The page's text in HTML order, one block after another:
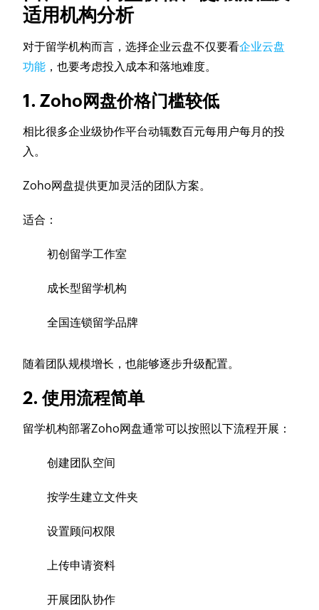
适用机构分析
对于留学机构而言，选择企业云盘不仅要看企业云盘
功能 ，也要考虑投入成本和落地难度。
1. Zoho网盘价格门槛较低
相比很多企业级协作平台动辄数百元每用户每月的投
入。
Zoho网盘提供更加灵活的团队方案。
适合：
初创留学工作室
成长型留学机构
全国连锁留学品牌
随着团队规模增长，也能够逐步升级配置。
2. 使用流程简单
留学机构部署Zoho网盘通常可以按照以下流程开展：
创建团队空间
按学生建立文件夹
设置顾问权限
上传申请资料
开展团队协作